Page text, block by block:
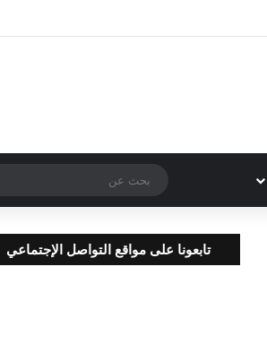
تابعونا على مواقع التواصل الإجتماعي